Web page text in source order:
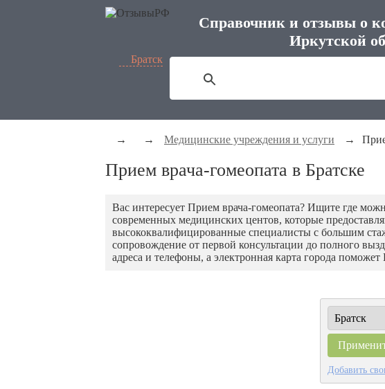
Справочник и отзывы о
Иркутской
Братск
→ → Медицинские учреждения и услуги →
Прием врача-гомеопата в Братске
Вас интересует Прием врача-гомеопата? Ищите где
современных медицинских центов, которые
высококвалифицированные специалисты с большим
сопровождение от первой консультации до полного
адреса и телефоны, а электронная карта города
Добавить